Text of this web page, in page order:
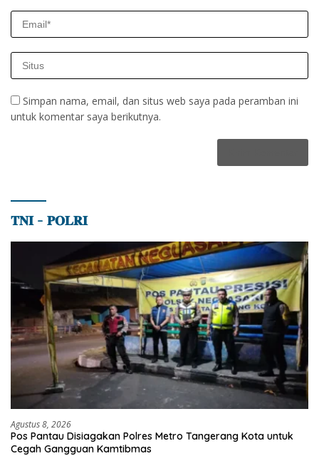
Simpan nama, email, dan situs web saya pada peramban ini
untuk komentar saya berikutnya.
𝐓𝐍𝐈 – 𝐏𝐎𝐋𝐑𝐈
Agustus 8, 2026
Pos Pantau Disiagakan Polres Metro Tangerang Kota untuk
Cegah Gangguan Kamtibmas